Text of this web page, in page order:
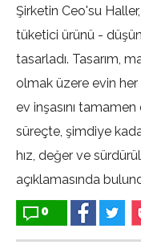
Şirketin Ceo'su
tüketici ürünü -
tasarladı. Tasarım,
olmak üzere evin
ev inşasını
süreçte, şimdiye
hız, değer ve
açıklamasında
0